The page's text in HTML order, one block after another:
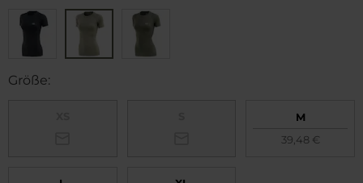
Größe:
M
39,48 €